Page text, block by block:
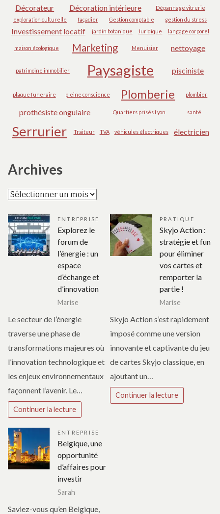
Décorateur Décoration intérieure
Dépannage vitrerie
exploration culturelle
façadier Gestion comptable gestion du stress
Investissement locatif jardin botanique Juridique langage corporel
maison écologique Marketing Menuisier nettoyage
patrimoine immobilier Paysagiste pisciniste
plaque funeraire pleine conscience Plomberie plombier
prothésiste ongulaire Quartiers prisés Lyon santé
Serrurier Traiteur TVA véhicules électriques électricien
Archives
Archives
ENTREPRISE
Explorez le
forum de
l’énergie : un
espace
d’échange et
d’innovation
Marise
Le secteur de l’énergie
traverse une phase de
transformations majeures où
l’innovation technologique et
les enjeux environnementaux
façonnent l’avenir. Le…
Continuer la lecture
PRATIQUE
Skyjo Action :
stratégie et fun
pour éliminer
vos cartes et
remporter la
partie !
Marise
Skyjo Action s’est rapidement
imposé comme une version
innovante et captivante du jeu
de cartes Skyjo classique, en
ajoutant un…
Continuer la lecture
ENTREPRISE
Belgique, une
opportunité
d’affaires pour
investir
Sarah
Saviez-vous qu’en Belgique,